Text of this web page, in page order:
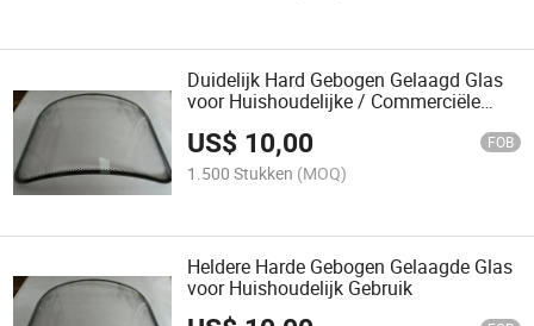
Duidelijk Hard Gebogen Gelaagd Glas
voor Huishoudelijke / Commerciële
US$ 10,00 FOB
1.500 Stukken (MOQ)
Heldere Harde Gebogen Gelaagde Glas
voor Huishoudelijk Gebruik